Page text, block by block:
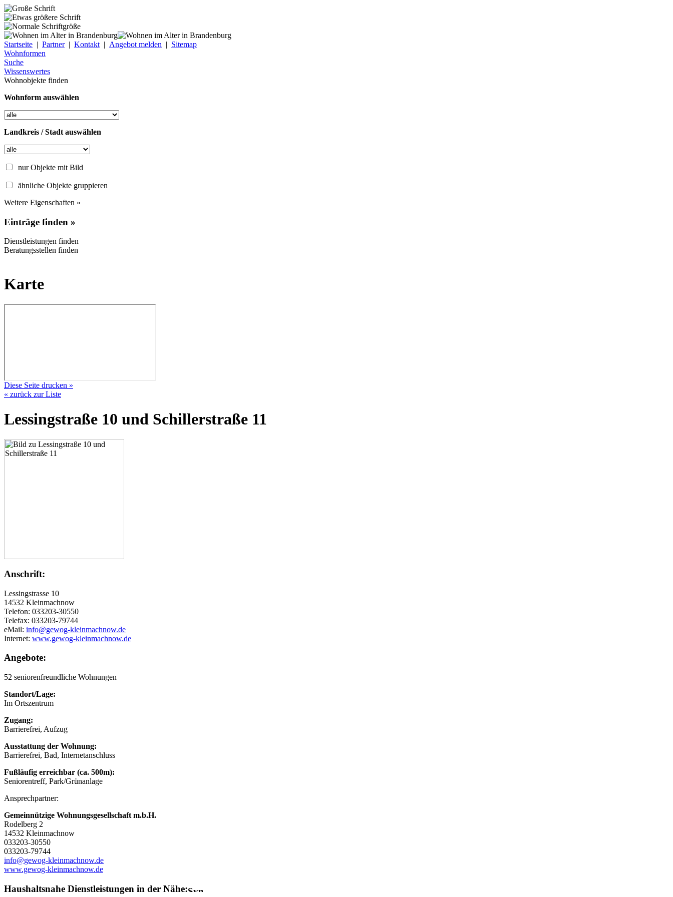
Startseite | Partner| Kontakt | Angebot melden | Sitemap
Wohnformen
Suche
Wissenswertes
Wohnobjekte finden
Wohnform auswählen
Landkreis / Stadt auswählen
nur Objekte mit Bild
ähnliche Objekte gruppieren
Weitere Eigenschaften »
Einträge finden »
Dienstleistungen finden
Beratungsstellen finden
Karte
Diese Seite drucken »
« zurück zur Liste
Lessingstraße 10 und Schillerstraße 11
Anschrift:
Lessingstrasse 10
14532 Kleinmachnow
Telefon: 033203-30550
Telefax: 033203-79744
eMail: info@gewog-kleinmachnow.de
Internet: www.gewog-kleinmachnow.de
Angebote:
52 seniorenfreundliche Wohnungen
Standort/Lage:
Im Ortszentrum
Zugang:
Barrierefrei, Aufzug
Ausstattung der Wohnung:
Barrierefrei, Bad, Internetanschluss
Fußläufig erreichbar (ca. 500m):
Seniorentreff, Park/Grünanlage
Ansprechpartner:
Gemeinnützige Wohnungsgesellschaft m.b.H.
Rodelberg 2
14532 Kleinmachnow
033203-30550
033203-79744
info@gewog-kleinmachnow.de
www.gewog-kleinmachnow.de
Haushaltsnahe Dienstleistungen in der Nähe: